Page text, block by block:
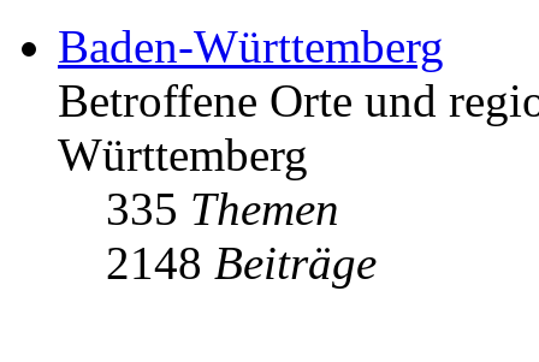
Baden-Württemberg
Betroffene Orte und
Württemberg
335 Themen
2148 Beiträge